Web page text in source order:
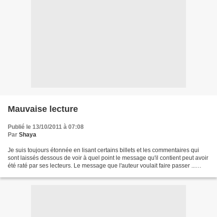
Mauvaise lecture
Publié le 13/10/2011 à 07:08
Par Shaya
Je suis toujours étonnée en lisant certains billets et les commentaires qui
sont laissés dessous de voir à quel point le message qu'il contient peut avoir
été raté par ses lecteurs. Le message que l'auteur voulait faire passer ...